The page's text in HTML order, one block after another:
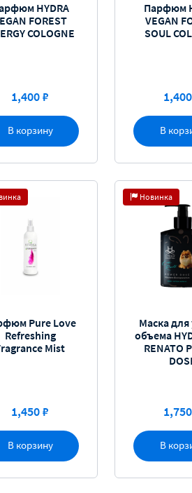
В корзину
HYDRA
FOREST
COLOGNE
1,400 ₽
В
Парфюм
VEGAN
SOUL
В корзину
Pure Love
Refreshing
Mist
1,450 ₽
Новинка
В
Маска для
объема
RENATO